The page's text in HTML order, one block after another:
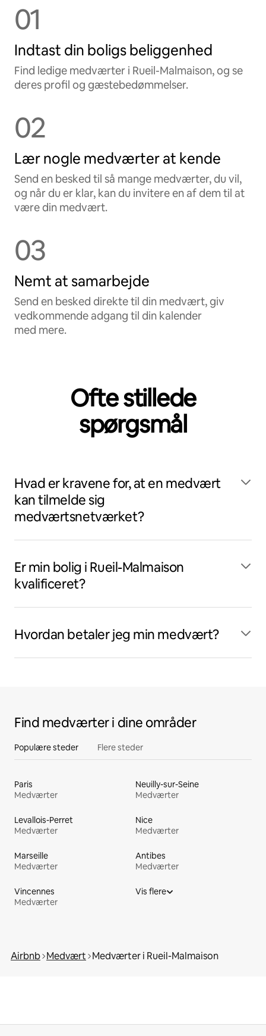
01
Indtast din boligs beliggenhed
Find ledige medværter i Rueil-Malmaison, og se
deres profil og gæstebedømmelser.
02
Lær nogle medværter at kende
Send en besked til så mange medværter, du vil,
og når du er klar, kan du invitere en af dem til at
være din medvært.
03
Nemt at samarbejde
Send en besked direkte til din medvært, giv
vedkommende adgang til din kalender
med mere.
Ofte stillede
spørgsmål
Hvad er kravene for, at en medvært
kan tilmelde sig
medværtsnetværket?
Er min bolig i Rueil-Malmaison
kvalificeret?
Hvordan betaler jeg min medvært?
Find medværter i dine områder
Populære steder Flere steder
Paris
Medværter
Neuilly-sur-Seine
Medværter
Levallois-Perret
Medværter
Nice
Medværter
Marseille
Medværter
Antibes
Medværter
Vincennes
Medværter
Vis flere
Airbnb Medvært Medværter i Rueil-Malmaison